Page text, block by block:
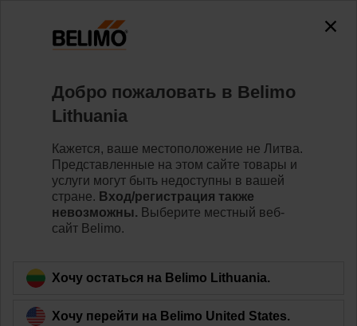
Belimo Energy Valve™
Belimo Energy Valve™ — это независимый от
также контролирует производительность и
потребление энергии змеевика. По запросу его
можно настроить на управление перепадом
температур и подключить к облаку IoT.
Filter by
Добро пожаловать в Belimo
Lithuania
Кажется, ваше местоположение не Литва.
Представленные на этом сайте товары и
услуги могут быть недоступны в вашей
стране. Вход/регистрация также
невозможны. Выберите местный веб-
сайт Belimo.
Хочу остаться на Belimo Lithuania.
Хочу перейти на Belimo United States.